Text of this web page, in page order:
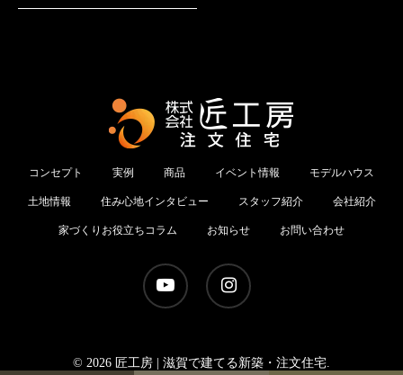
コンセプト 実例 商品 イベント情報 モデルハウス
土地情報 住み心地インタビュー スタッフ紹介 会社紹介
家づくりお役立ちコラム お知らせ お問い合わせ
youtube instagram
© 2026 匠工房 | 滋賀で建てる新築・注文住宅.